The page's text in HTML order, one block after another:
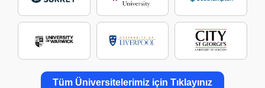
Tüm Üniversitelerimiz için Tıklayınız